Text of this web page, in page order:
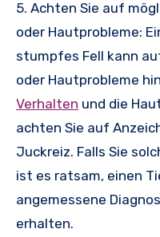
5. Achten Sie auf
oder Hautprobleme:
stumpfes Fell kann
oder Hautprobleme
Verhalten und die
achten Sie auf
Juckreiz. Falls Sie
ist es ratsam, einen
angemessene
erhalten.